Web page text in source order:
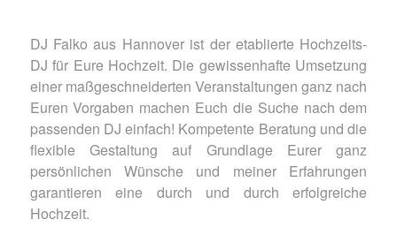
DJ Falko aus Hannover ist der etablierte Hochzeits-
DJ für Eure Hochzeit. Die gewissenhafte Umsetzung
einer maßgeschneiderten Veranstaltungen ganz nach
Euren Vorgaben machen Euch die Suche nach dem
passenden DJ einfach! Kompetente Beratung und die
flexible Gestaltung auf Grundlage Eurer ganz
persönlichen Wünsche und meiner Erfahrungen
garantieren eine durch und durch erfolgreiche
Hochzeit.